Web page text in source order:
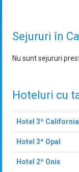
Sejururi în
Nu sunt sejururi
Hoteluri cu
Hotel 3* California
Hotel 3* Opal
Hotel 2* Onix